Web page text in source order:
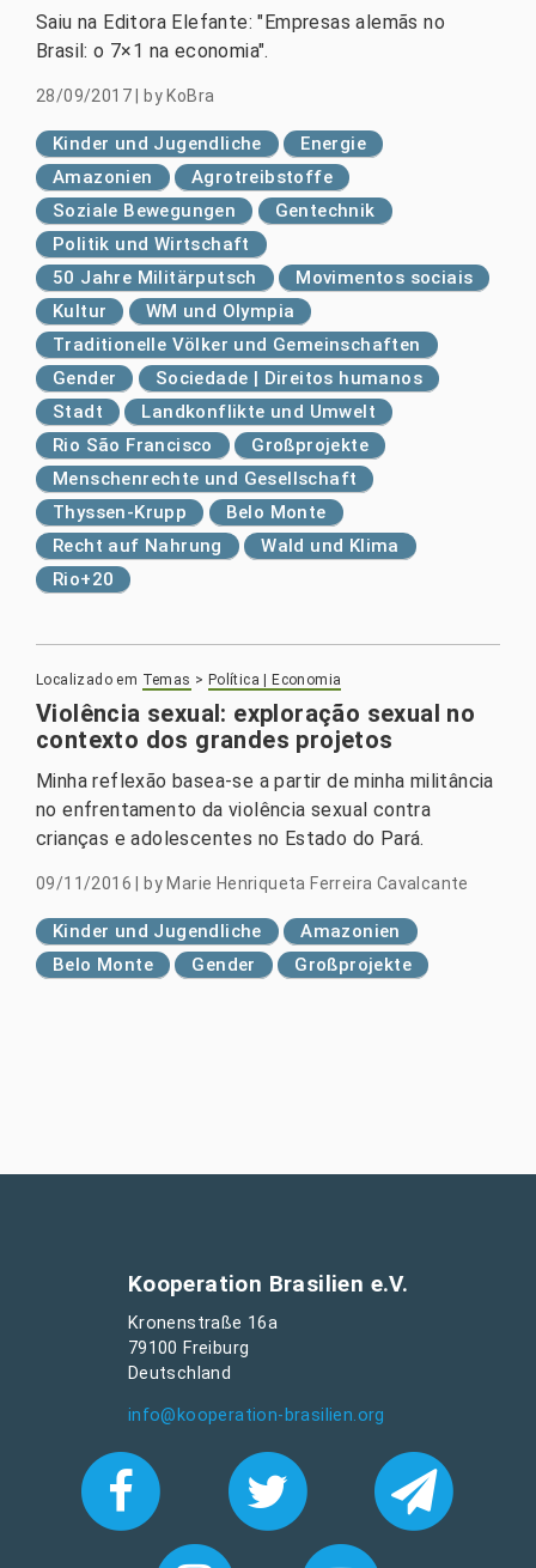
Saiu na Editora Elefante: "Empresas alemãs no
Brasil: o 7×1 na economia".
28/09/2017 by KoBra
Kinder und Jugendliche
Energie
Amazonien
Agrotreibstoffe
Soziale Bewegungen
Gentechnik
Politik und Wirtschaft
50 Jahre Militärputsch
Movimentos sociais
Kultur
WM und Olympia
Traditionelle Völker und Gemeinschaften
Gender
Sociedade | Direitos humanos
Stadt
Landkonflikte und Umwelt
Rio São Francisco
Großprojekte
Menschenrechte und Gesellschaft
Thyssen-Krupp
Belo Monte
Recht auf Nahrung
Wald und Klima
Rio+20
Localizado em Temas > Política | Economia
Violência sexual: exploração sexual no
contexto dos grandes projetos
Minha reflexão basea-se a partir de minha militância
no enfrentamento da violência sexual contra
crianças e adolescentes no Estado do Pará.
09/11/2016 by Marie Henriqueta Ferreira Cavalcante
Kinder und Jugendliche
Amazonien
Belo Monte
Gender Großprojekte
Kooperation Brasilien e.V.
Kronenstraße 16a
79100 Freiburg
Deutschland
info@kooperation-brasilien.org